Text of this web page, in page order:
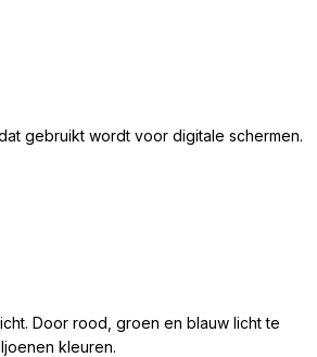
gebruikt wordt voor digitale schermen.
Door rood, groen en blauw licht te
kleuren.